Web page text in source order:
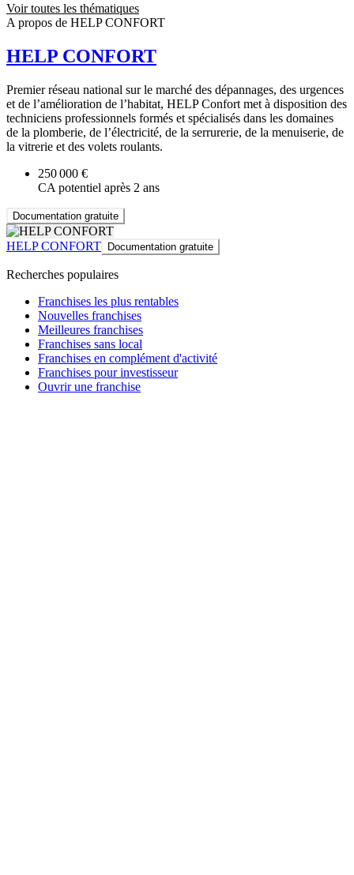
Voir toutes les thématiques
A propos de HELP CONFORT
HELP CONFORT
Premier réseau national sur le marché des dépannages, des urgences
et de l’amélioration de l’habitat, HELP Confort met à disposition des
techniciens professionnels formés et spécialisés dans les domaines
de la plomberie, de l’électricité, de la serrurerie, de la menuiserie, de
la vitrerie et des volets roulants.
250 000 €
CA potentiel après 2 ans
Documentation gratuite
HELP CONFORT Documentation gratuite
Recherches populaires
Franchises les plus rentables
Nouvelles franchises
Meilleures franchises
Franchises sans local
Franchises en complément d'activité
Franchises pour investisseur
Ouvrir une franchise